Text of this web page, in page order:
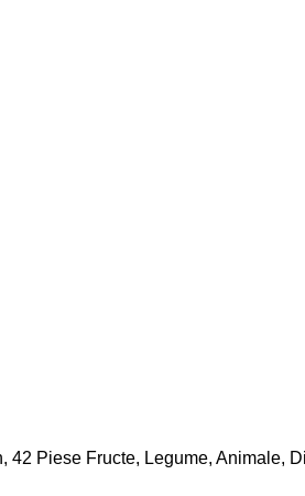
42 Piese Fructe, Legume, Animale,